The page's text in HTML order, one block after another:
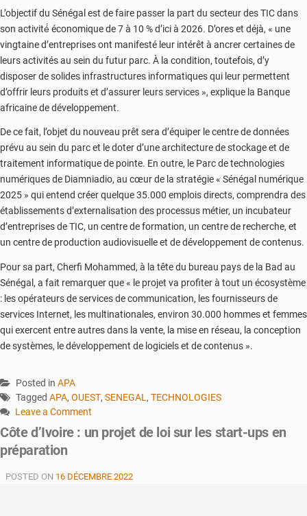
L’objectif du Sénégal est de faire passer la part du secteur des TIC dans
son activité́ économique de 7 à 10 % d’ici à 2026. D’ores et déjà, « une
vingtaine d’entreprises ont manifesté leur intérêt à ancrer certaines de
leurs activités au sein du futur parc. À la condition, toutefois, d’y
disposer de solides infrastructures informatiques qui leur permettent
d’offrir leurs produits et d’assurer leurs services », explique la Banque
africaine de développement.
De ce fait, l’objet du nouveau prêt sera d’équiper le centre de données
prévu au sein du parc et le doter d’une architecture de stockage et de
traitement informatique de pointe. En outre, le Parc de technologies
numériques de Diamniadio, au cœur de la stratégie « Sénégal numérique
2025 » qui entend créer quelque 35.000 emplois directs, comprendra des
établissements d’externalisation des processus métier, un incubateur
d’entreprises de TIC, un centre de formation, un centre de recherche, et
un centre de production audiovisuelle et de développement de contenus.
Pour sa part, Cherfi Mohammed, à la tête du bureau pays de la Bad au
Sénégal, a fait remarquer que « le projet va profiter à tout un écosystème
: les opérateurs de services de communication, les fournisseurs de
services Internet, les multinationales, environ 30.000 hommes et femmes
qui exercent entre autres dans la vente, la mise en réseau, la conception
de systèmes, le développement de logiciels et de contenus ».
Posted in APA
Tagged APA, OUEST, SENEGAL, TECHNOLOGIES
Leave a Comment
on
Sénégal
:
financement
Côte d’Ivoire : un projet de loi sur les start-ups en
préparation
POSTED ON 16 DÉCEMBRE 2022